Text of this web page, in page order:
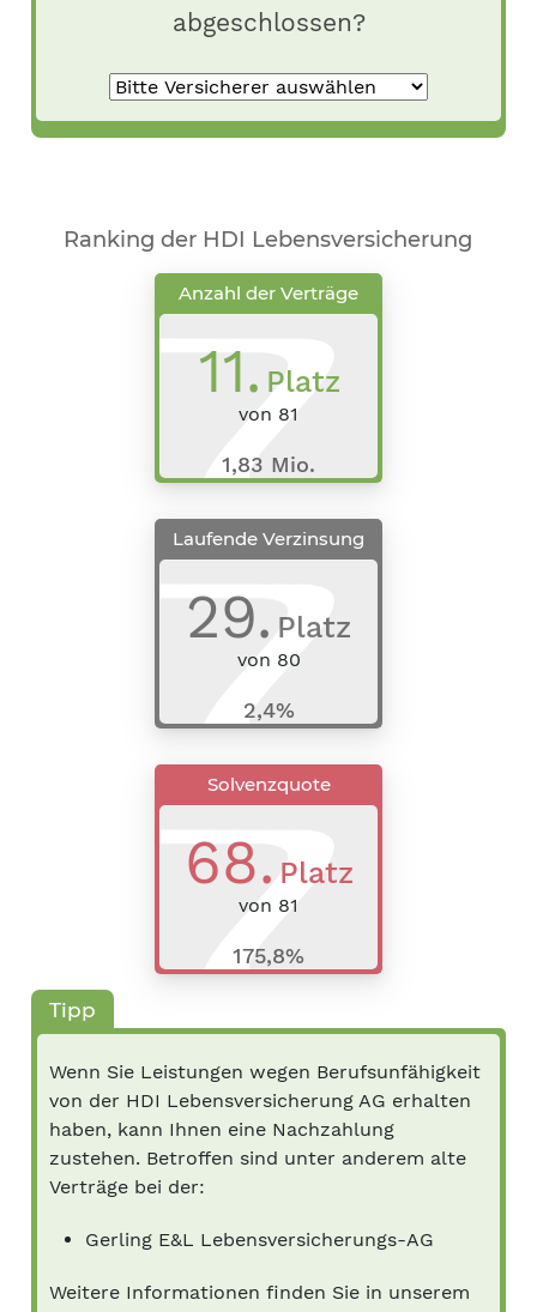
abgeschlossen?
Ranking der HDI Lebensversicherung
Anzahl der Verträge
11. Platz
von 81
1,83 Mio.
Laufende Verzinsung
29. Platz
von 80
2,4%
Solvenzquote
68. Platz
von 81
175,8%
Tipp
Wenn Sie Leistungen wegen Berufsunfähigkeit
von der HDI Lebensversicherung AG erhalten
haben, kann Ihnen eine Nachzahlung
zustehen. Betroffen sind unter anderem alte
Verträge bei der:
Gerling E&L Lebensversicherungs-AG
Weitere Informationen finden Sie in unserem